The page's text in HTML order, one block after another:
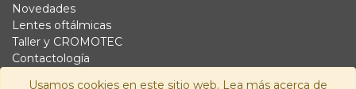
Usamos cookies en este sitio web. Lea más acerca de
Novedades
Lentes oftálmicas
Taller y CROMOTEC
Contactología